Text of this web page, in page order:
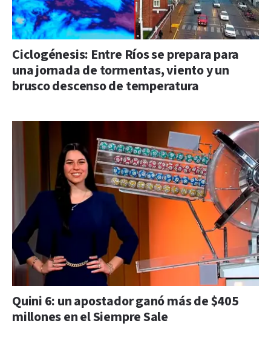
Ciclogénesis: Entre Ríos se prepara para
una jornada de tormentas, viento y un
brusco descenso de temperatura
Quini 6: un apostador ganó más de $405
millones en el Siempre Sale